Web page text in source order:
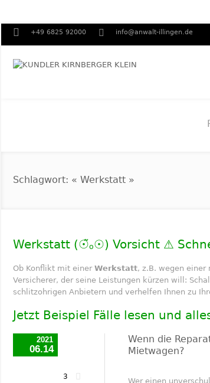
+49 6825 92000 info@anwalt-illingen.de
Schlagwort: « Werkstatt »
Werkstatt (☉̃ₒ☉) Vorsicht ⚠️
Ob Konflikt mit einer Werkstatt, z.B. wegen
Versicherer, der seine Leistungen kürzen will:
schlitzohrigen Anbietern und verhelfen Ihnen zu
Jetzt Beispiel Fälle lesen und
2021
06.14
3
Wenn die
Mietwagen?
Wer einen